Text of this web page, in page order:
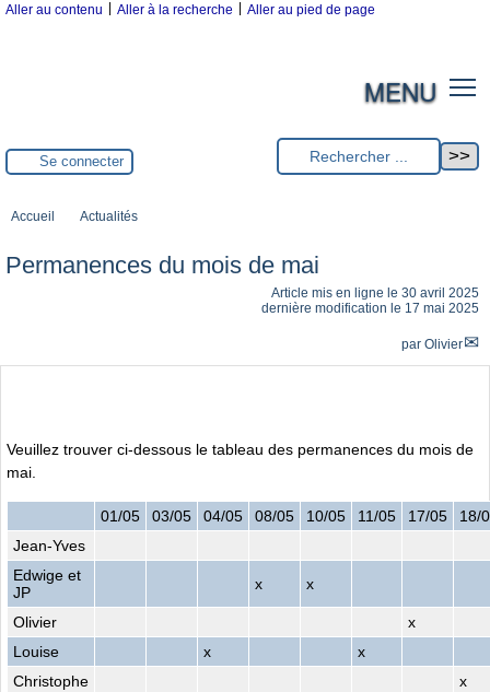
Aller au contenu Aller à la recherche Aller au pied de page
MENU
Se connecter
Accueil Actualités
Permanences du mois de mai
Article mis en ligne le 30 avril 2025
dernière modification le 17 mai 2025
par Olivier
Veuillez trouver ci-dessous le tableau des permanences du mois de
mai.
01/05 03/05 04/05 08/05 10/05 11/05 17/05
18/
Jean-Yves
Edwige et
JP
x x
Olivier
x
Louise
x
x
Christophe
x